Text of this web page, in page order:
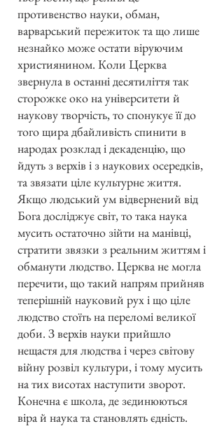
противенство науки, обман,
варварський пережиток та що лише
незнайко може остати віруючим
християнином. Коли Церква
звернула в останні десятиліття так
сторожке око на університети й
наукову творчість, то спонукує її до
того щира дбайливість спинити в
народах розклад і декаденцію, що
йдуть з верхів і з наукових осередків,
та звязати ціле культурне життя.
Якщо людський ум відвернений від
Бога досліджує світ, то така наука
мусить остаточно зійти на манівці,
стратити звязки з реальним життям і
обманути людство. Церква не могла
перечити, що такий напрям прийняв
теперішній науковий рух і що ціле
людство стоїть на переломі великої
доби. З верхів науки прийшло
нещастя для людства і через світову
війну розвіл культури, і тому мусить
на тих висотах наступити зворот.
Конечна є школа, де зєдинюються
віра й наука та становлять єдність.